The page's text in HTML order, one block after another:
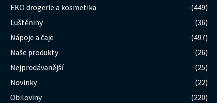
EKO drogerie a kosmetika
(449)
Luštěniny
(36)
Nápoje a čaje
(497)
Naše produkty
(26)
Nejprodávanější
(25)
Novinky
(22)
Obiloviny
(220)